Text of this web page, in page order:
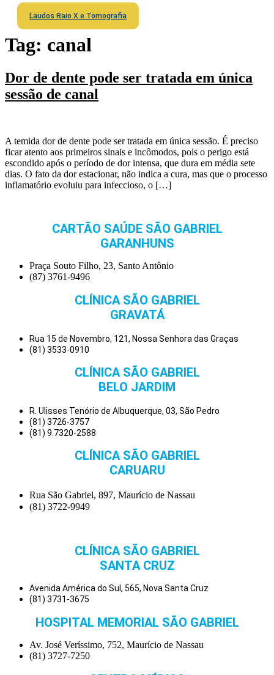
Laudos Raio X e Tomografia
Tag: canal
Dor de dente pode ser tratada em única
sessão de canal
A temida dor de dente pode ser tratada em única sessão. É preciso
ficar atento aos primeiros sinais e incômodos, pois o perigo está
escondido após o período de dor intensa, que dura em média sete
dias. O fato da dor estacionar, não indica a cura, mas que o processo
inflamatório evoluiu para infeccioso, o […]
CARTÃO SAÚDE SÃO GABRIEL
GARANHUNS
Praça Souto Filho, 23, Santo Antônio
(87) 3761-9496
CLÍNICA SÃO GABRIEL
GRAVATÁ
Rua 15 de Novembro, 121, Nossa Senhora das Graças
(81) 3533-0910
CLÍNICA SÃO GABRIEL
BELO JARDIM
R. Ulisses Tenório de Albuquerque, 03, São Pedro
(81) 3726-3757
(81) 9.7320-2588
CLÍNICA SÃO GABRIEL
CARUARU
Rua São Gabriel, 897, Maurício de Nassau
(81) 3722-9949
CLÍNICA SÃO GABRIEL
SANTA CRUZ
Avenida América do Sul, 565, Nova Santa Cruz
(81) 3731-3675
HOSPITAL MEMORIAL SÃO GABRIEL
Av. José Veríssimo, 752, Maurício de Nassau
(81) 3727-7250